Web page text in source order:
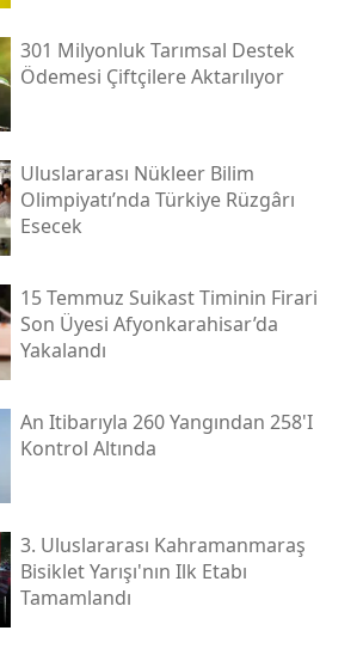
301 Milyonluk Tarımsal Destek
Ödemesi Çiftçilere Aktarılıyor
Uluslararası Nükleer Bilim
Olimpiyatı’nda Türkiye Rüzgârı
Esecek
15 Temmuz Suikast Timinin Firari
Son Üyesi Afyonkarahisar’da
Yakalandı
An Itibarıyla 260 Yangından 258'i
Kontrol Altında
3. Uluslararası Kahramanmaraş
Bisiklet Yarışı'nın Ilk Etabı
Tamamlandı